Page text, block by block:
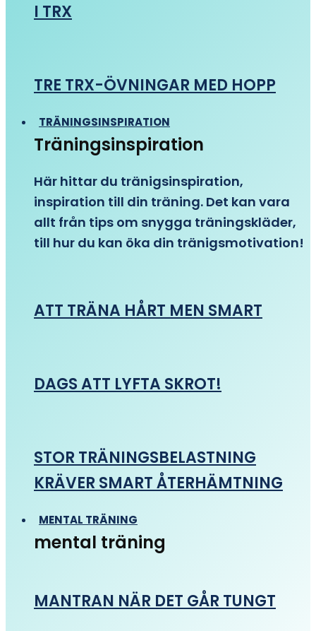
I TRX
TRE TRX-ÖVNINGAR MED HOPP
TRÄNINGSINSPIRATION
Träningsinspiration
Här hittar du tränigsinspiration,
inspiration till din träning. Det kan vara
allt från tips om snygga träningskläder,
till hur du kan öka din tränigsmotivation!
ATT TRÄNA HÅRT MEN SMART
DAGS ATT LYFTA SKROT!
STOR TRÄNINGSBELASTNING
KRÄVER SMART ÅTERHÄMTNING
MENTAL TRÄNING
mental träning
MANTRAN NÄR DET GÅR TUNGT